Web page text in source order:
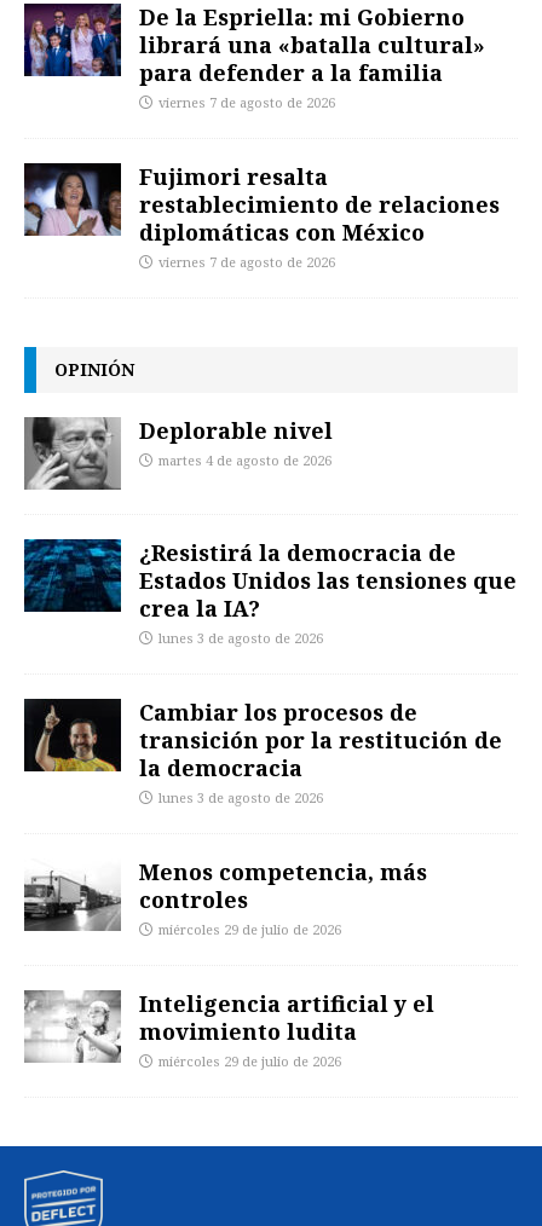
De la Espriella: mi Gobierno
librará una «batalla cultural»
para defender a la familia
viernes 7 de agosto de 2026
Fujimori resalta
restablecimiento de relaciones
diplomáticas con México
viernes 7 de agosto de 2026
OPINIÓN
Deplorable nivel
martes 4 de agosto de 2026
¿Resistirá la democracia de
Estados Unidos las tensiones que
crea la IA?
lunes 3 de agosto de 2026
Cambiar los procesos de
transición por la restitución de
la democracia
lunes 3 de agosto de 2026
Menos competencia, más
controles
miércoles 29 de julio de 2026
Inteligencia artificial y el
movimiento ludita
miércoles 29 de julio de 2026